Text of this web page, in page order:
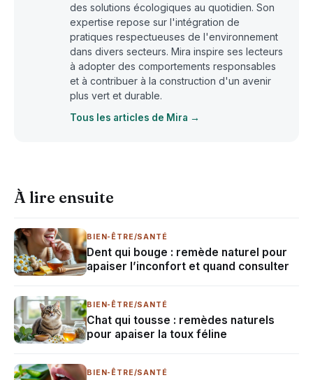
des solutions écologiques au quotidien. Son
expertise repose sur l'intégration de
pratiques respectueuses de l'environnement
dans divers secteurs. Mira inspire ses lecteurs
à adopter des comportements responsables
et à contribuer à la construction d'un avenir
plus vert et durable.
Tous les articles de Mira →
À lire ensuite
BIEN-ÊTRE/SANTÉ
Dent qui bouge : remède naturel pour
apaiser l’inconfort et quand consulter
BIEN-ÊTRE/SANTÉ
Chat qui tousse : remèdes naturels
pour apaiser la toux féline
BIEN-ÊTRE/SANTÉ